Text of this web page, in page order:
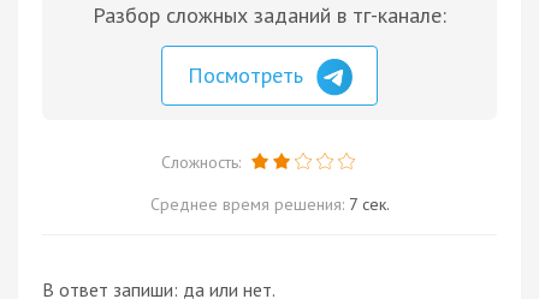
Разбор сложных заданий в тг-канале:
Посмотреть
Сложность:
Среднее время решения: 7 сек.
В ответ запиши: да или нет.